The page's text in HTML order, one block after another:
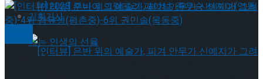
기획기사
[인터뷰] 2023 주니어 그랑프리 파이널, 준우승 신